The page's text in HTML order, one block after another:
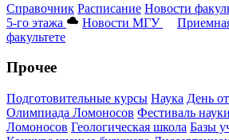
Справочник Расписание Новости
5-го этажа
Новости МГУ
факультете
Прочее
Подготовительные курсы Наука День
Олимпиада Ломоносов Фестиваль науки
Ломоносов Геологическая школа Базы